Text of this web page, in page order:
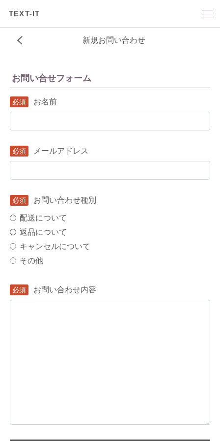
TEXT-IT
新規お問い合わせ
お問い合せフォーム
お名前
メールアドレス
お問い合わせ種別
配送について
返品について
キャンセルについて
その他
お問い合わせ内容